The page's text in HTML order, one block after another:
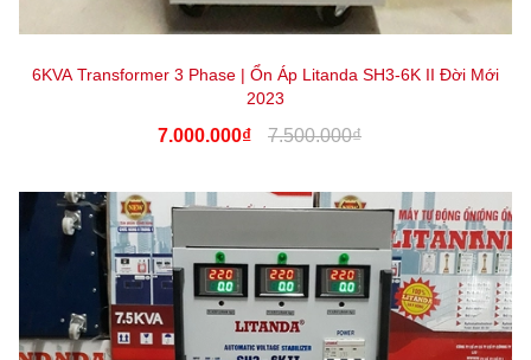
6KVA Transformer 3 Phase | Ổn Áp Litanda SH3-6K II Đời Mới
2023
7.000.000₫ 7.500.000₫